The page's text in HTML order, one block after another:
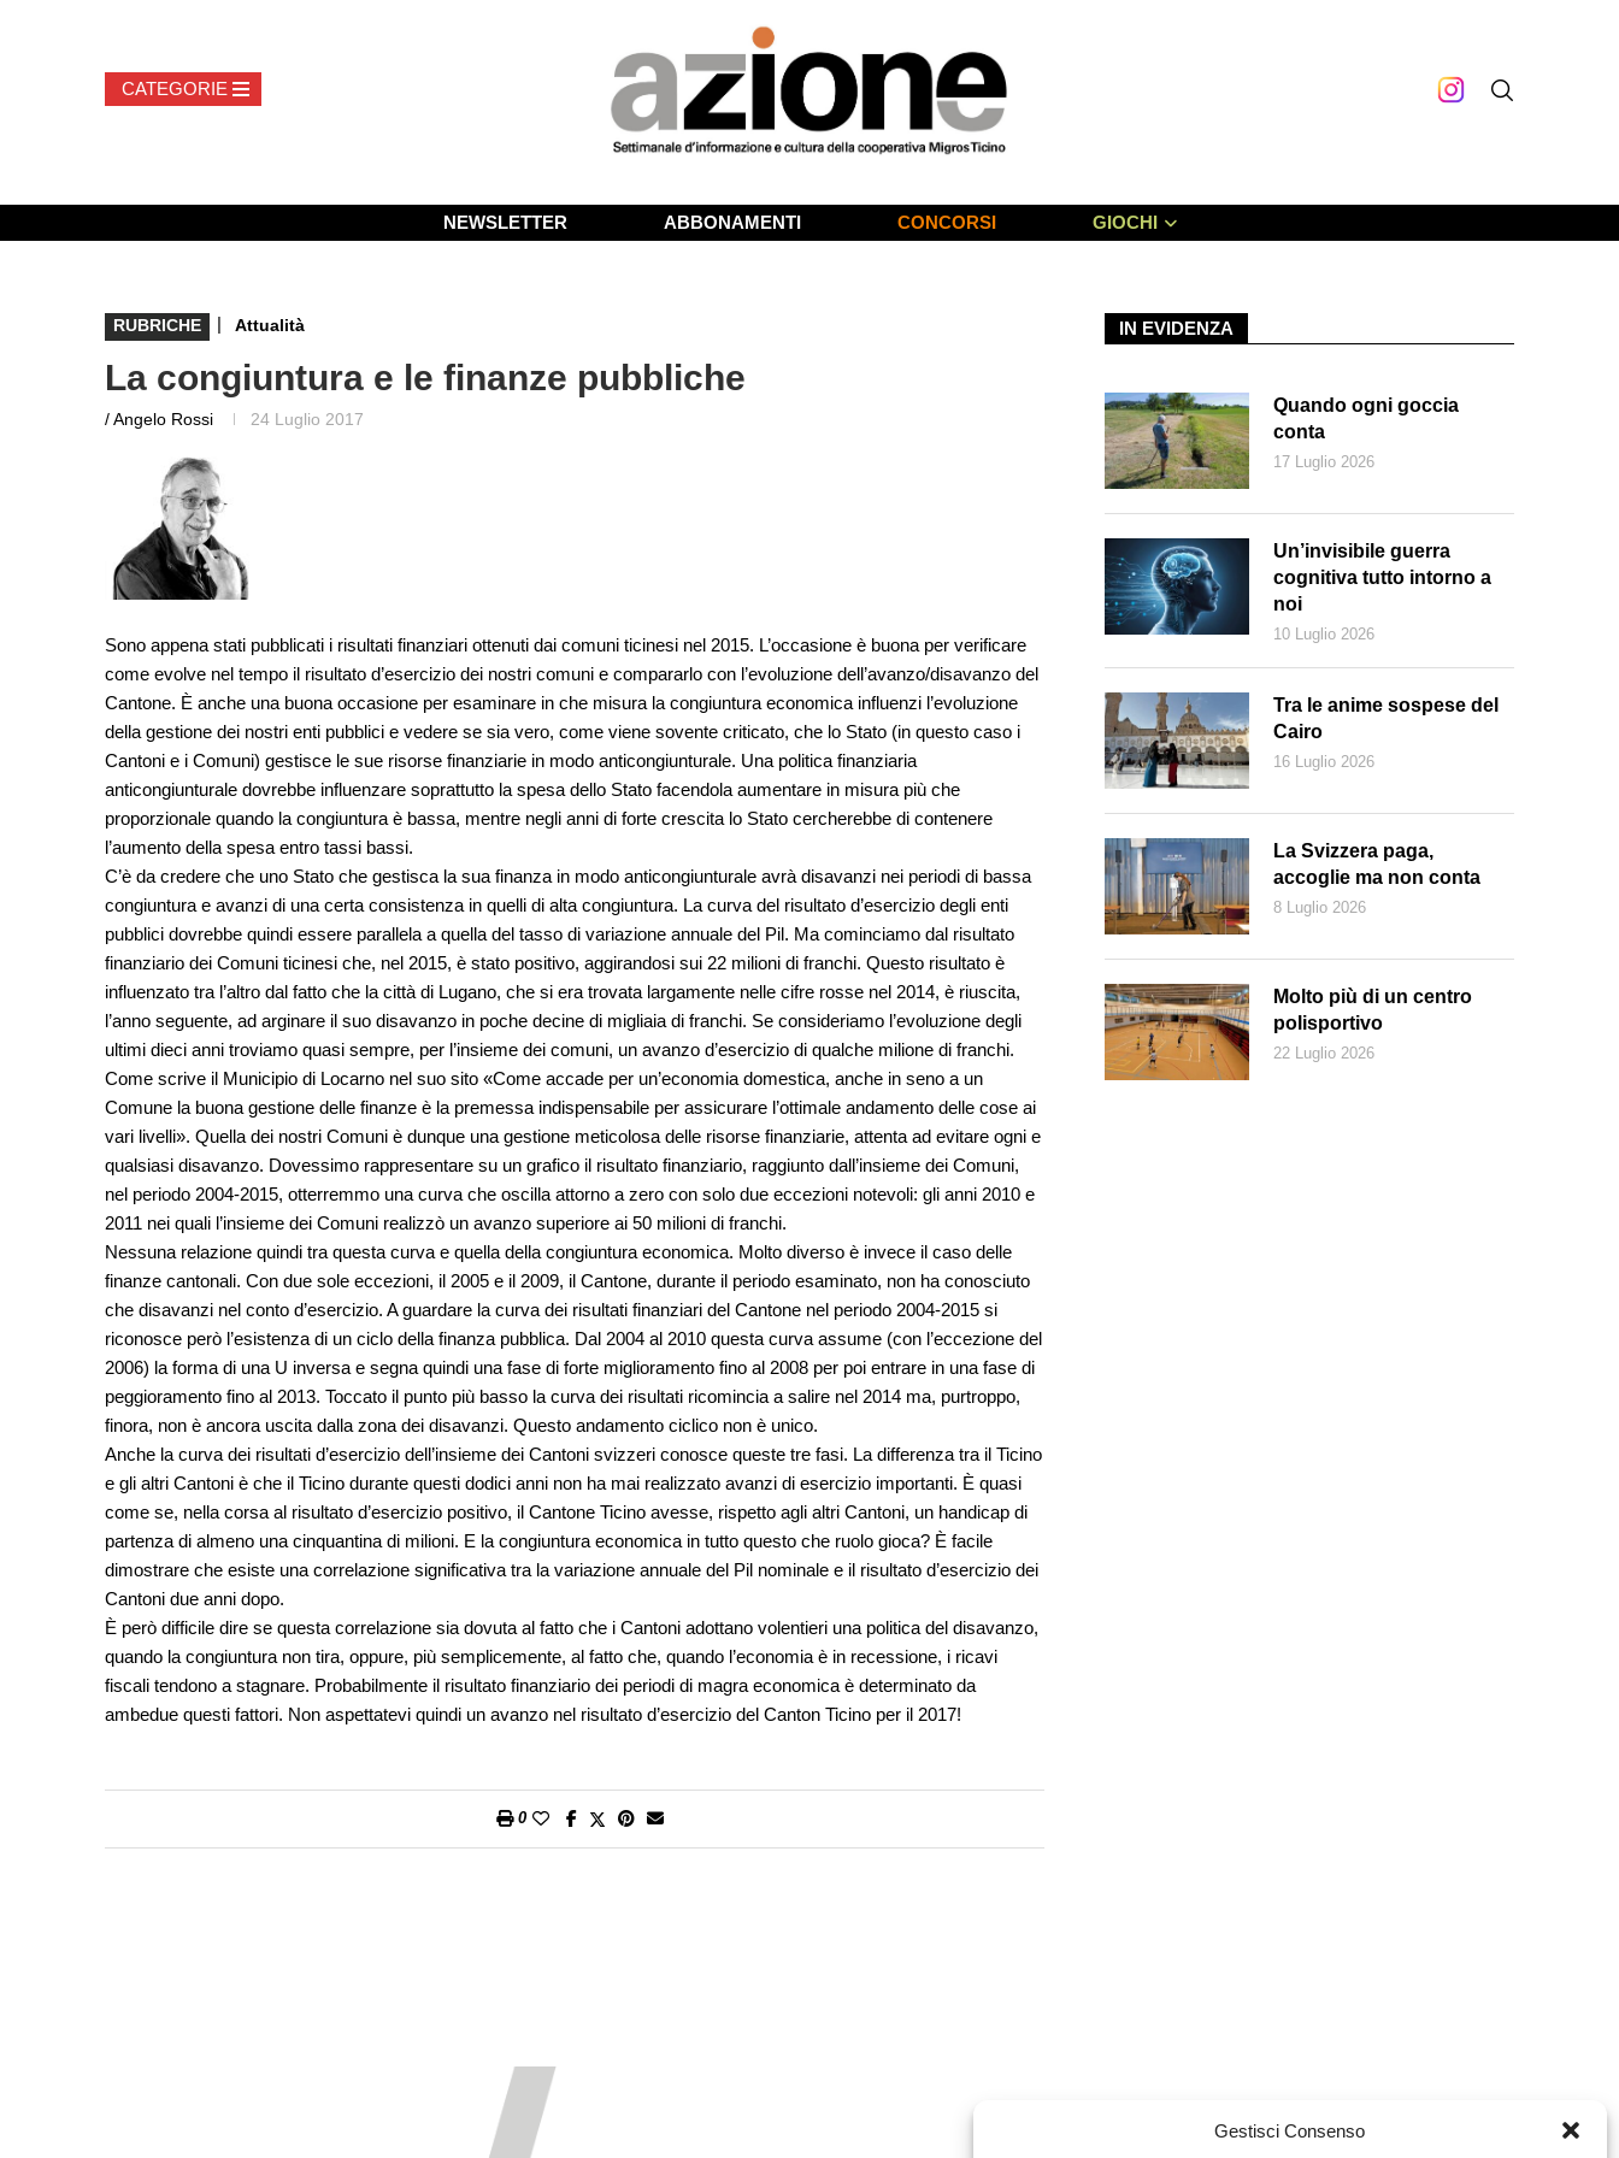
Gestisci Consenso
NEWSLETTER ABBONAMENTI CONCORSI GIOCHI
RUBRICHE | Attualità
La congiuntura e le finanze pubbliche
/ Angelo Rossi 24 Luglio 2017
Sono appena stati pubblicati i risultati finanziari ottenuti dai comuni ticinesi nel 2015. L’occasione è buona per verificare
come evolve nel tempo il risultato d’esercizio dei nostri comuni e compararlo con l’evoluzione dell’avanzo/disavanzo del
Cantone. È anche una buona occasione per esaminare in che misura la congiuntura economica influenzi l’evoluzione
della gestione dei nostri enti pubblici e vedere se sia vero, come viene sovente criticato, che lo Stato (in questo caso i
Cantoni e i Comuni) gestisce le sue risorse finanziarie in modo anticongiunturale. Una politica finanziaria
anticongiunturale dovrebbe influenzare soprattutto la spesa dello Stato facendola aumentare in misura più che
proporzionale quando la congiuntura è bassa, mentre negli anni di forte crescita lo Stato cercherebbe di contenere
l’aumento della spesa entro tassi bassi.
C’è da credere che uno Stato che gestisca la sua finanza in modo anticongiunturale avrà disavanzi nei periodi di bassa
congiuntura e avanzi di una certa consistenza in quelli di alta congiuntura. La curva del risultato d’esercizio degli enti
pubblici dovrebbe quindi essere parallela a quella del tasso di variazione annuale del Pil. Ma cominciamo dal risultato
finanziario dei Comuni ticinesi che, nel 2015, è stato positivo, aggirandosi sui 22 milioni di franchi. Questo risultato è
influenzato tra l’altro dal fatto che la città di Lugano, che si era trovata largamente nelle cifre rosse nel 2014, è riuscita,
l’anno seguente, ad arginare il suo disavanzo in poche decine di migliaia di franchi. Se consideriamo l’evoluzione degli
ultimi dieci anni troviamo quasi sempre, per l’insieme dei comuni, un avanzo d’esercizio di qualche milione di franchi.
Come scrive il Municipio di Locarno nel suo sito «Come accade per un’economia domestica, anche in seno a un
Comune la buona gestione delle finanze è la premessa indispensabile per assicurare l’ottimale andamento delle cose ai
vari livelli». Quella dei nostri Comuni è dunque una gestione meticolosa delle risorse finanziarie, attenta ad evitare ogni e
qualsiasi disavanzo. Dovessimo rappresentare su un grafico il risultato finanziario, raggiunto dall’insieme dei Comuni,
nel periodo 2004-2015, otterremmo una curva che oscilla attorno a zero con solo due eccezioni notevoli: gli anni 2010 e
2011 nei quali l’insieme dei Comuni realizzò un avanzo superiore ai 50 milioni di franchi.
Nessuna relazione quindi tra questa curva e quella della congiuntura economica. Molto diverso è invece il caso delle
finanze cantonali. Con due sole eccezioni, il 2005 e il 2009, il Cantone, durante il periodo esaminato, non ha conosciuto
che disavanzi nel conto d’esercizio. A guardare la curva dei risultati finanziari del Cantone nel periodo 2004-2015 si
riconosce però l’esistenza di un ciclo della finanza pubblica. Dal 2004 al 2010 questa curva assume (con l’eccezione del
2006) la forma di una U inversa e segna quindi una fase di forte miglioramento fino al 2008 per poi entrare in una fase di
peggioramento fino al 2013. Toccato il punto più basso la curva dei risultati ricomincia a salire nel 2014 ma, purtroppo,
finora, non è ancora uscita dalla zona dei disavanzi. Questo andamento ciclico non è unico.
Anche la curva dei risultati d’esercizio dell’insieme dei Cantoni svizzeri conosce queste tre fasi. La differenza tra il Ticino
e gli altri Cantoni è che il Ticino durante questi dodici anni non ha mai realizzato avanzi di esercizio importanti. È quasi
come se, nella corsa al risultato d’esercizio positivo, il Cantone Ticino avesse, rispetto agli altri Cantoni, un handicap di
partenza di almeno una cinquantina di milioni. E la congiuntura economica in tutto questo che ruolo gioca? È facile
dimostrare che esiste una correlazione significativa tra la variazione annuale del Pil nominale e il risultato d’esercizio dei
Cantoni due anni dopo.
È però difficile dire se questa correlazione sia dovuta al fatto che i Cantoni adottano volentieri una politica del disavanzo,
quando la congiuntura non tira, oppure, più semplicemente, al fatto che, quando l’economia è in recessione, i ricavi
fiscali tendono a stagnare. Probabilmente il risultato finanziario dei periodi di magra economica è determinato da
ambedue questi fattori. Non aspettatevi quindi un avanzo nel risultato d’esercizio del Canton Ticino per il 2017!
0
IN EVIDENZA
Quando ogni goccia
conta
17 Luglio 2026
Un’invisibile guerra
cognitiva tutto intorno a
noi
10 Luglio 2026
Tra le anime sospese del
Cairo
16 Luglio 2026
La Svizzera paga,
accoglie ma non conta
8 Luglio 2026
Molto più di un centro
polisportivo
22 Luglio 2026